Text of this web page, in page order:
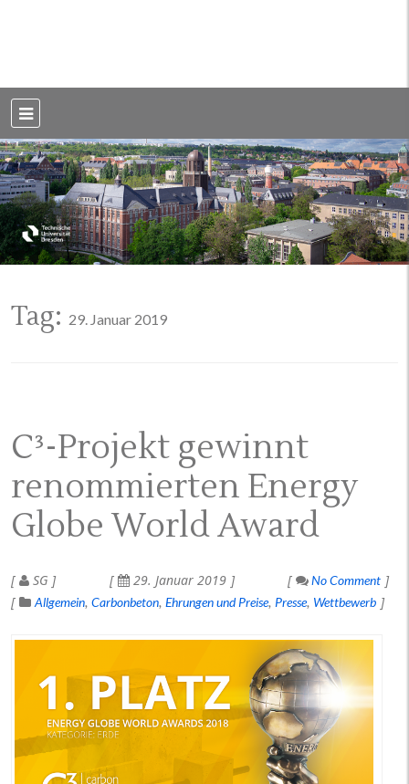
Dresden
Tag: 29. Januar 2019
C³-Projekt gewinnt
renommierten Energy
Globe World Award
SG 29. Januar 2019
No Comment
Allgemein Carbonbeton Ehrungen und Preise Presse Wettbewerb